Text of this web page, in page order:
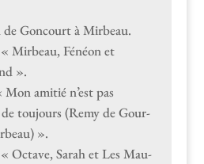
Goncourt à Mirbeau.
Mir­beau, Fénéon et
».
ami­tié n’est pas
de tou­jours (Remy de Gour­
».
Octave, Sarah et Les Mau­